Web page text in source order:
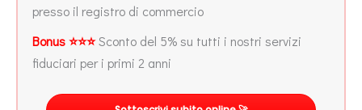
presso il registro di commercio
Bonus ⭐⭐⭐Sconto del 5% su tutti i nostri servizi
fiduciari per i primi 2 anni